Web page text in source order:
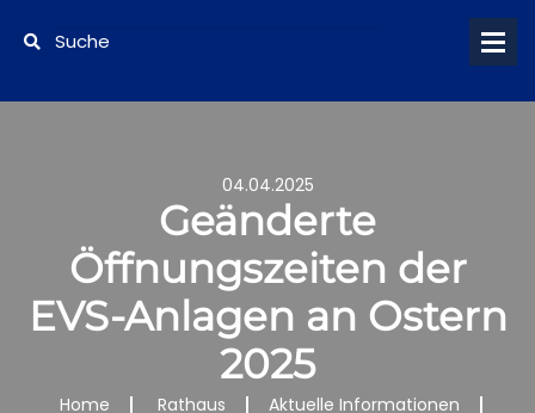
04.04.2025
Geänderte
Öffnungszeiten der
EVS-Anlagen an Ostern
2025
Home Rathaus
Aktuelle Informationen